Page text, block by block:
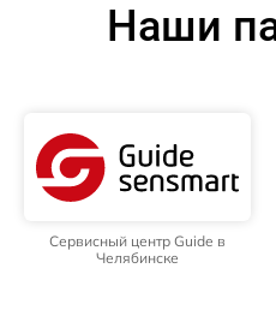
Наши
Сервисный центр Guide в
Челябинске